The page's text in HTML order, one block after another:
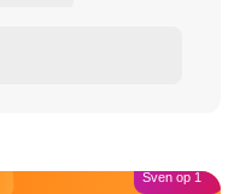
Sven op 1